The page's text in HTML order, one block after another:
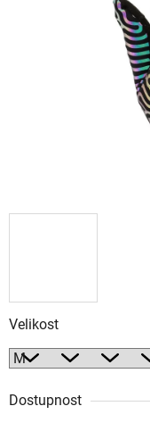
Velikost
Dostupnost